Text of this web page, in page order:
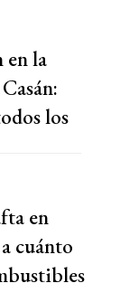
en la
los
en
cuánto